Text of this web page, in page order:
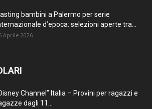
bambini a Palermo per serie
d’epoca: selezioni aperte tra...
Aprile 2026
Channel” Italia – Provini per ragazzi e
dagli 11...